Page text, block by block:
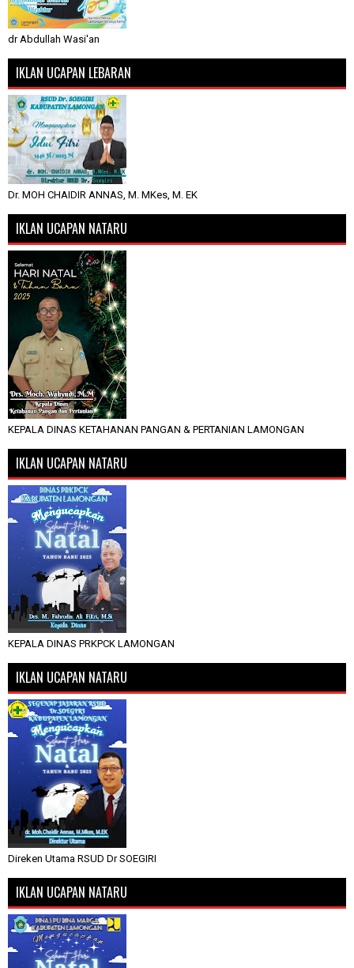
dr Abdullah Wasi'an
IKLAN UCAPAN LEBARAN
Dr. MOH CHAIDIR ANNAS, M. MKes, M. EK
IKLAN UCAPAN NATARU
KEPALA DINAS KETAHANAN PANGAN & PERTANIAN LAMONGAN
IKLAN UCAPAN NATARU
KEPALA DINAS PRKPCK LAMONGAN
IKLAN UCAPAN NATARU
Direken Utama RSUD Dr SOEGIRI
IKLAN UCAPAN NATARU